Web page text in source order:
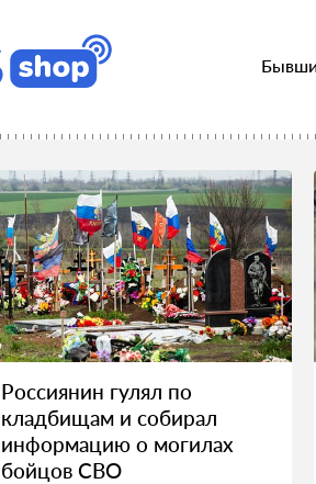
Россиянин гулял по
кладбищам и собирал
информацию о могилах
бойцов СВО